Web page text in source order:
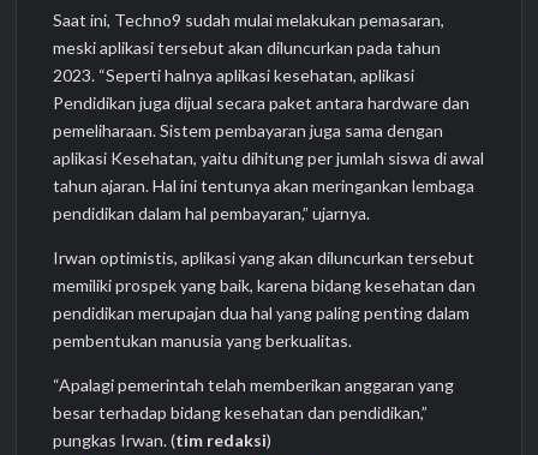
Saat ini, Techno9 sudah mulai melakukan pemasaran,
meski aplikasi tersebut akan diluncurkan pada tahun
2023. “Seperti halnya aplikasi kesehatan, aplikasi
Pendidikan juga dijual secara paket antara hardware dan
pemeliharaan. Sistem pembayaran juga sama dengan
aplikasi Kesehatan, yaitu dihitung per jumlah siswa di awal
tahun ajaran. Hal ini tentunya akan meringankan lembaga
pendidikan dalam hal pembayaran,” ujarnya.
Irwan optimistis, aplikasi yang akan diluncurkan tersebut
memiliki prospek yang baik, karena bidang kesehatan dan
pendidikan merupajan dua hal yang paling penting dalam
pembentukan manusia yang berkualitas.
“Apalagi pemerintah telah memberikan anggaran yang
besar terhadap bidang kesehatan dan pendidikan,”
pungkas Irwan. (tim redaksi)